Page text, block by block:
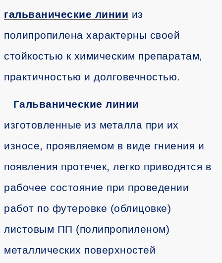
гальванические линии из
полипропилена характерны своей
стойкостью к химическим препаратам,
практичностью и долговечностью.
Гальванические линии
изготовленные из металла при их
износе, проявляемом в виде гниения и
появления протечек, легко приводятся в
рабочее состояние при проведении
работ по футеровке (облицовке)
листовым ПП (полипропиленом)
металлических поверхностей